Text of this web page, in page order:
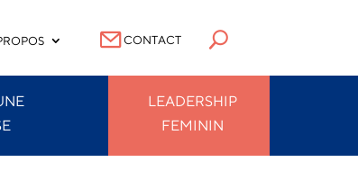
CONTACT
LEADERSHIP
FEMININ